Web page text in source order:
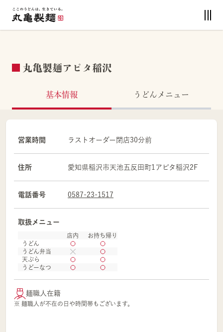
丸亀製麺アピタ稲沢
基本情報 うどんメニュー
営業時間 ラストオーダー閉店30分前
住所 愛知県稲沢市天池五反田町1 アピタ稲沢2F
電話番号 0587-23-1517
取扱メニュー
店内
お持ち帰り
うどん
うどん弁当
天ぷら
うどーなつ
麺職人在籍
※ 麺職人が不在の日や時間帯もございます。